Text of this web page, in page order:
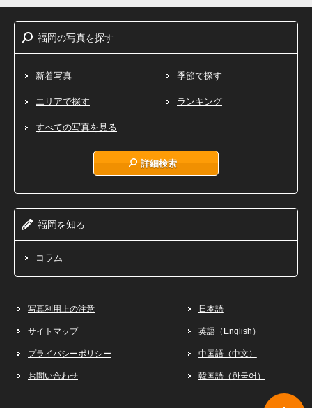
福岡の写真を探す
新着写真 季節で探す
エリアで探す ランキング
すべての写真を見る
詳細検索
福岡を知る
コラム
写真利用上の注意
サイトマップ
プライバシーポリシー
お問い合わせ
日本語
英語（English）
中国語（中文）
韓国語（한국어）